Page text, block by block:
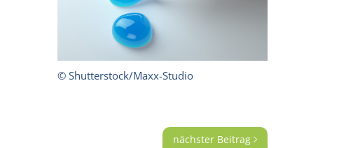
© Shutterstock/Maxx-Studio
nächster Beitrag